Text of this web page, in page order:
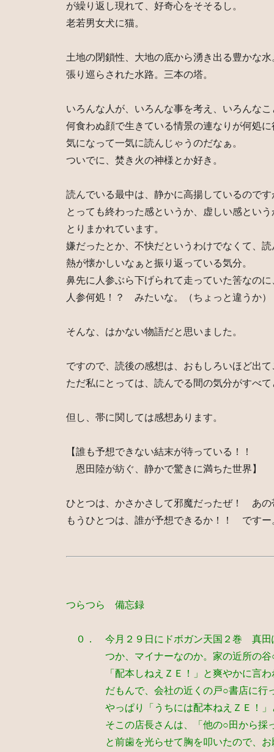
が繰り返し現れて、好奇心をそそるし。
老若男女犬に猫。
土地の閉鎖性、大地の底から湧き出る豊かな水
張り巡らされた水路。三本の塔。
いろんな人が、いろんな事を考え、いろんな
何食わぬ顔で生きている情景の連なりが何処
気になって一気に読んじゃうのだなぁ。
ついでに、焚き火の神様とか好き。
読んでいる最中は、静かに高揚しているので
とっても終わった感というか、虚しい感とい
とりまかれています。
嫌だったとか、不快だというわけでなくて、
熱が懐かしいなぁと振り返っている気分。
鼻先に人参ぶら下げられて走っていた筈なの
人参何処！？ みたいな。（ちょっと違うか）
そんな、はかない物語だと思いました。
ですので、読後の感想は、おもしろいほど出て
ただ私にとっては、読んでる間の気分がすべ
但し、帯に関しては感想あります。
【誰も予想できない結末が待っている！！
恩田陸が紡ぐ、静かで驚きに満ちた世界】
ひとつは、かさかさして邪魔だったぜ！ あの
もうひとつは、誰が予想できるか！！ ですー
つらつら 備忘録
０． 今月２９日にドボガン天国２巻 真田
つか、マイナーなのか。家の近所の谷○
「配本しねえＺＥ！」と爽やかに言わ
だもんで、会社の近くの戸○書店に行
やっぱり「うちには配本ねえＺＥ！」と
そこの店長さんは、「他の○田から採っ
と前歯を光らせて胸を叩いたので、お願